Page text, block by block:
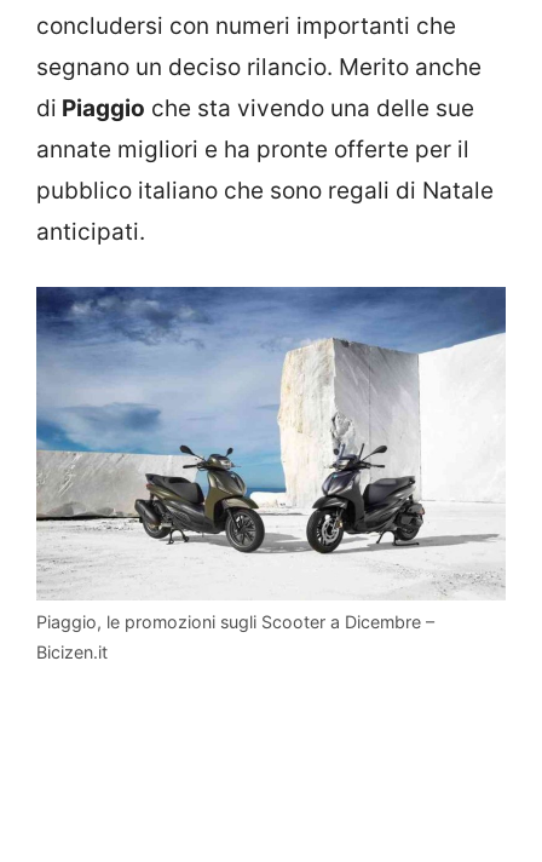
concludersi con numeri importanti che
segnano un deciso rilancio. Merito anche
di Piaggio che sta vivendo una delle sue
annate migliori e ha pronte offerte per il
pubblico italiano che sono regali di Natale
anticipati.
Piaggio, le promozioni sugli Scooter a Dicembre –
Bicizen.it